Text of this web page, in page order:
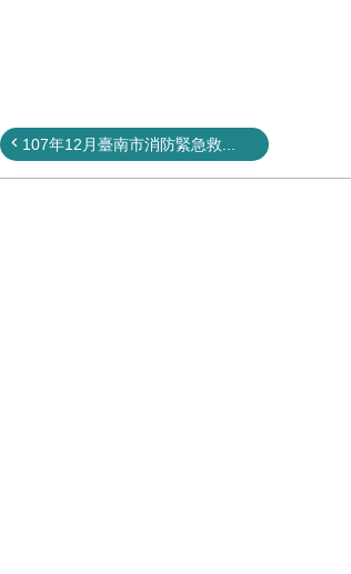
107年12月臺南市消防緊急救...